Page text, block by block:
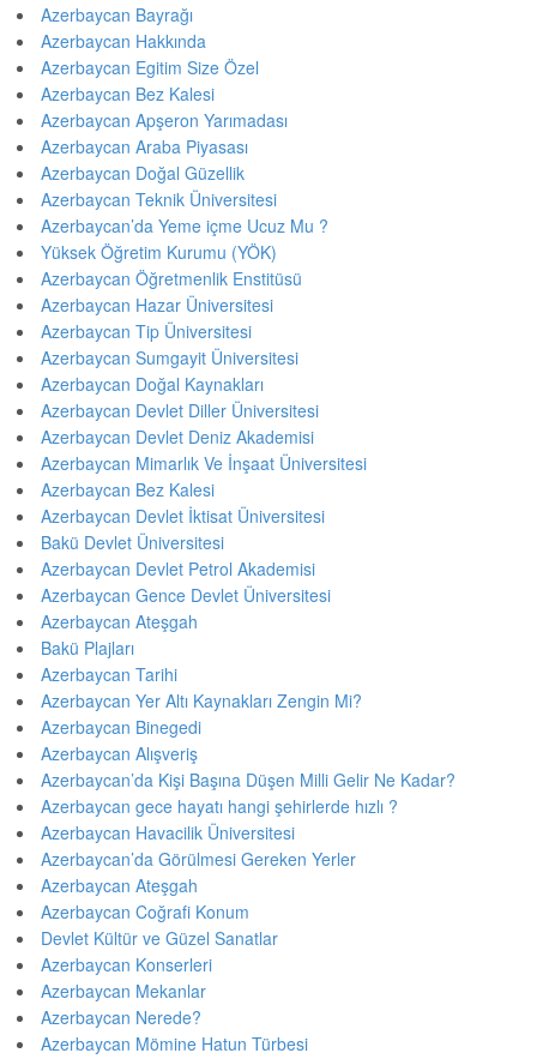
Azerbaycan Bayrağı
Azerbaycan Hakkında
Azerbaycan Egitim Size Özel
Azerbaycan Bez Kalesi
Azerbaycan Apşeron Yarımadası
Azerbaycan Araba Piyasası
Azerbaycan Doğal Güzellik
Azerbaycan Teknik Üniversitesi
Azerbaycan’da Yeme içme Ucuz Mu ?
Yüksek Öğretim Kurumu (YÖK)
Azerbaycan Öğretmenlik Enstitüsü
Azerbaycan Hazar Üniversitesi
Azerbaycan Tip Üniversitesi
Azerbaycan Sumgayit Üniversitesi
Azerbaycan Doğal Kaynakları
Azerbaycan Devlet Diller Üniversitesi
Azerbaycan Devlet Deniz Akademisi
Azerbaycan Mimarlık Ve İnşaat Üniversitesi
Azerbaycan Bez Kalesi
Azerbaycan Devlet İktisat Üniversitesi
Bakü Devlet Üniversitesi
Azerbaycan Devlet Petrol Akademisi
Azerbaycan Gence Devlet Üniversitesi
Azerbaycan Ateşgah
Bakü Plajları
Azerbaycan Tarihi
Azerbaycan Yer Altı Kaynakları Zengin Mi?
Azerbaycan Binegedi
Azerbaycan Alışveriş
Azerbaycan’da Kişi Başına Düşen Milli Gelir Ne Kadar?
Azerbaycan gece hayatı hangi şehirlerde hızlı ?
Azerbaycan Havacilik Üniversitesi
Azerbaycan’da Görülmesi Gereken Yerler
Azerbaycan Ateşgah
Azerbaycan Coğrafi Konum
Devlet Kültür ve Güzel Sanatlar
Azerbaycan Konserleri
Azerbaycan Mekanlar
Azerbaycan Nerede?
Azerbaycan Mömine Hatun Türbesi